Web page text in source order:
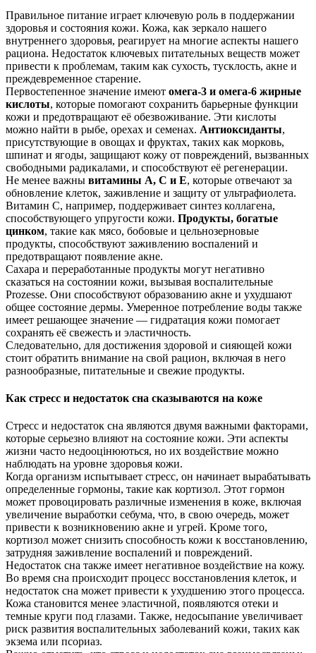
Правильное питание играет ключевую роль в поддержании
здоровья и состояния кожи. Кожа, как зеркало нашего
внутреннего здоровья, реагирует на многие аспекты нашего
рациона. Недостаток ключевых питательных веществ может
привести к проблемам, таким как сухость, тусклость, акне и
преждевременное старение.
Первостепенное значение имеют омега-3 и омега-6 жирные
кислоты, которые помогают сохранить барьерные функции
кожи и предотвращают её обезвоживание. Эти кислоты
можно найти в рыбе, орехах и семенах. Антиоксиданты,
присутствующие в овощах и фруктах, таких как морковь,
шпинат и ягоды, защищают кожу от повреждений, вызванных
свободными радикалами, и способствуют её регенерации.
Не менее важны витамины A, C и E, которые отвечают за
обновление клеток, заживление и защиту от ультрафиолета.
Витамин C, например, поддерживает синтез коллагена,
способствующего упругости кожи. Продукты, богатые
цинком, такие как мясо, бобовые и цельнозерновые
продукты, способствуют заживлению воспалений и
предотвращают появление акне.
Сахара и переработанные продукты могут негативно
сказаться на состоянии кожи, вызывая воспалительные
Prozesse. Они способствуют образованию акне и ухудшают
общее состояние дермы. Умеренное потребление воды также
имеет решающее значение — гидратация кожи помогает
сохранять её свежесть и эластичность.
Следовательно, для достижения здоровой и сияющей кожи
стоит обратить внимание на свой рацион, включая в него
разнообразные, питательные и свежие продукты.
Как стресс и недостаток сна сказываются на коже
Стресс и недостаток сна являются двумя важными факторами,
которые серьезно влияют на состояние кожи. Эти аспекты
жизни часто недооцінюються, но их воздействие можно
наблюдать на уровне здоровья кожи.
Когда организм испытывает стресс, он начинает вырабатывать
определенные гормоны, такие как кортизол. Этот гормон
может провоцировать различные изменения в коже, включая
увеличение выработки себума, что, в свою очередь, может
привести к возникновению акне и угрей. Кроме того,
кортизол может снизить способность кожи к восстановлению,
затрудняя заживление воспалений и повреждений.
Недостаток сна также имеет негативное воздействие на кожу.
Во время сна происходит процесс восстановления клеток, и
недостаток сна может привести к ухудшению этого процесса.
Кожа становится менее эластичной, появляются отеки и
темные круги под глазами. Также, недосыпание увеличивает
риск развития воспалительных заболеваний кожи, таких как
экзема или псориаз.